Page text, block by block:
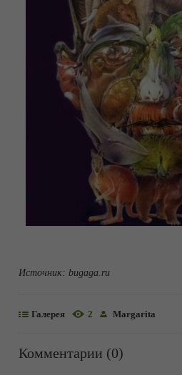
Источник: bugaga.ru
Галерея 2 Margarita
Комментарии (0)